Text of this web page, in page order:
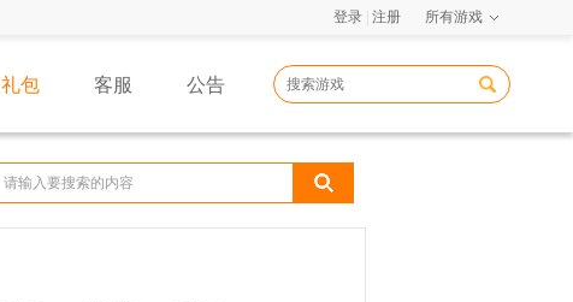
登录 注册 所有游戏
礼包 客服 公告